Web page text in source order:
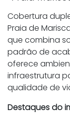
Cobertura
Praia de
que combina
padrão de
oferece
infraestrutura
qualidade de
Destaques do